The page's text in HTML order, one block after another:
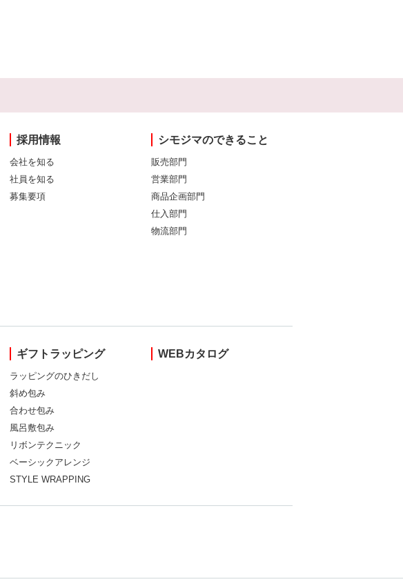
採用情報
会社を知る
社員を知る
募集要項
シモジマのできること
販売部門
営業部門
商品企画部門
仕入部門
物流部門
ギフトラッピング
ラッピングのひきだし
斜め包み
合わせ包み
風呂敷包み
リボンテクニック
ベーシックアレンジ
STYLE WRAPPING
WEBカタログ